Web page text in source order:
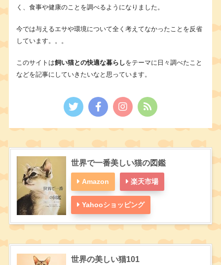
く、食事や健康のことを調べるようになりました。
今では与えるエサや環境について全く考えてなかったことを反省
しています。。。
このサイトは飼い猫との快適な暮らしをテーマに日々調べたこと
などを記事にしていきたいなと思っています。
世界で一番美しい猫の図鑑
Amazon 楽天市場
Yahooショッピング
世界の美しい猫101